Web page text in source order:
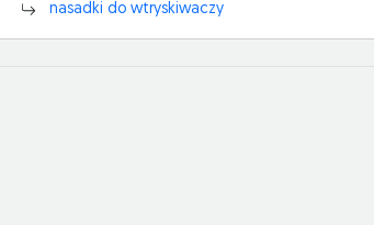
nasadki do wtryskiwaczy